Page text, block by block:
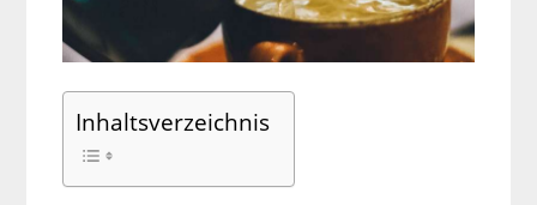
Inhaltsverzeichnis